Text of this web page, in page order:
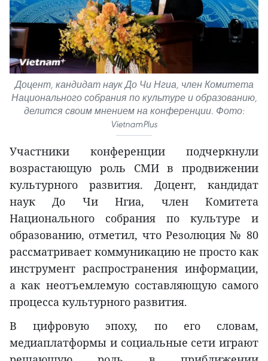
Доцент, кандидат наук До Чи Нгиа, член Комитета
Национального собрания по культуре и образованию,
делится своим мнением на конференции. Фото:
VietnamPlus
Участники конференции подчеркнули
возрастающую роль СМИ в продвижении
культурного развития. Доцент, кандидат
наук До Чи Нгиа, член Комитета
Национального собрания по культуре и
образованию, отметил, что Резолюция № 80
рассматривает коммуникацию не просто как
инструмент распространения информации,
а как неотъемлемую составляющую самого
процесса культурного развития.
В цифровую эпоху, по его словам,
медиаплатформы и социальные сети играют